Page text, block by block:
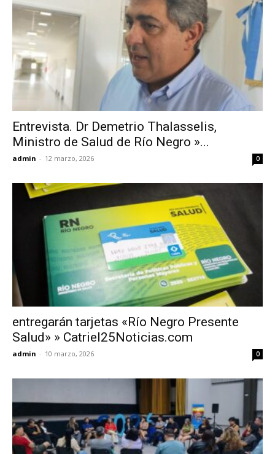
Entrevista. Dr Demetrio Thalasselis,
Ministro de Salud de Río Negro »...
admin - 12 marzo, 2026 0
entregarán tarjetas «Río Negro Presente
Salud» » Catriel25Noticias.com
admin - 10 marzo, 2026 0